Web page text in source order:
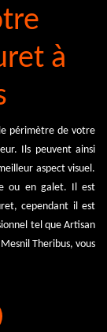
à
périmètre de votre
Ils peuvent ainsi
aspect visuel.
ou en galet. Il est
cependant il est
tel que Artisan
Theribus, vous